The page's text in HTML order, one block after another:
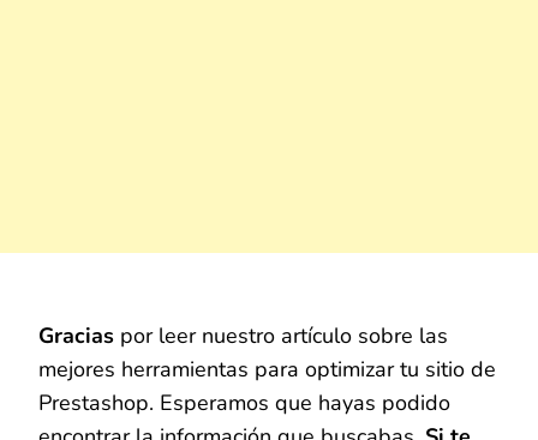
Gracias por leer nuestro artículo sobre las
mejores herramientas para optimizar tu sitio de
Prestashop. Esperamos que hayas podido